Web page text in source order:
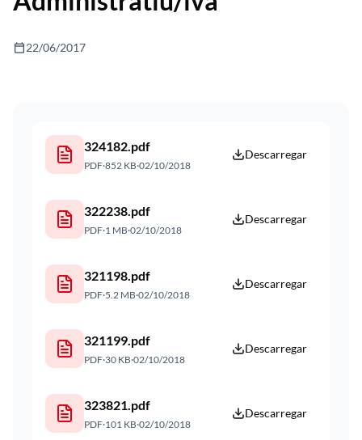
calendar_today22/06/2017
324182.pdf
PDF·852 KB·02/10/2018
Descarregar
322238.pdf
PDF·1 MB·02/10/2018
Descarregar
321198.pdf
PDF·5.2 MB·02/10/2018
Descarregar
321199.pdf
PDF·30 KB·02/10/2018
Descarregar
323821.pdf
PDF·101 KB·02/10/2018
Descarregar